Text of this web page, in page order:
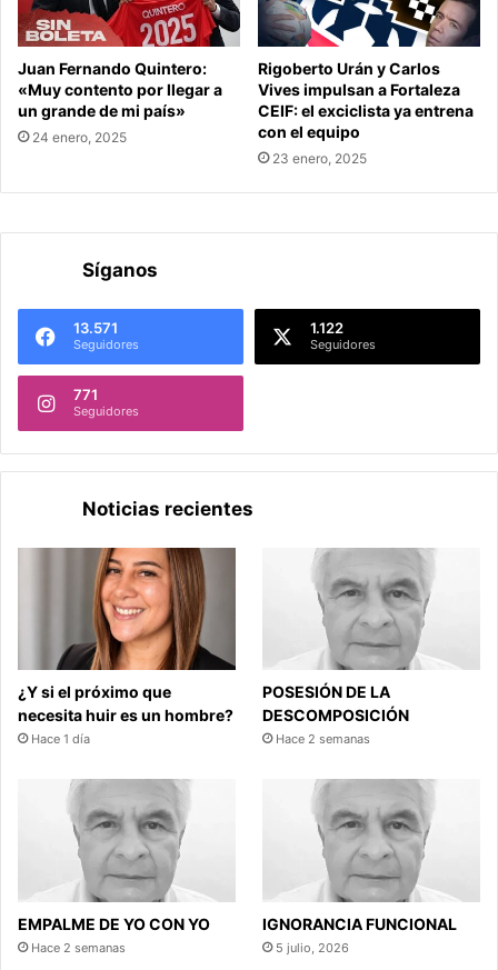
Juan Fernando Quintero:
«Muy contento por llegar a
un grande de mi país»
24 enero, 2025
Rigoberto Urán y Carlos
Vives impulsan a Fortaleza
CEIF: el exciclista ya entrena
con el equipo
23 enero, 2025
Síganos
13.571
Seguidores
1.122
Seguidores
771
Seguidores
Noticias recientes
¿Y si el próximo que
necesita huir es un hombre?
Hace 1 día
POSESIÓN DE LA
DESCOMPOSICIÓN
Hace 2 semanas
EMPALME DE YO CON YO
Hace 2 semanas
IGNORANCIA FUNCIONAL
5 julio, 2026